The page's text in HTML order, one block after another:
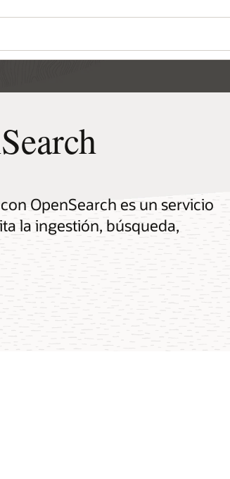
OpenSearch es un servicio
la ingestión, búsqueda,